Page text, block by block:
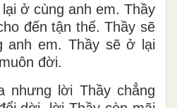
ở cùng anh em. Thầy
đến tận thế. Thầy sẽ
em. Thầy sẽ ở lại
đời.
nhưng lời Thầy chẳng